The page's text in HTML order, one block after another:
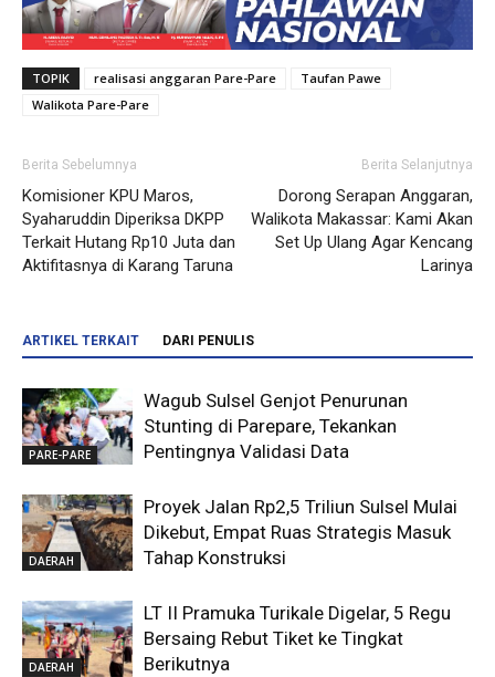
TOPIK realisasi anggaran Pare-Pare
Taufan Pawe
Walikota Pare-Pare
Berita Sebelumnya
Komisioner KPU Maros,
Syaharuddin Diperiksa DKPP
Terkait Hutang Rp10 Juta dan
Aktifitasnya di Karang Taruna
Berita Selanjutnya
Dorong Serapan Anggaran,
Walikota Makassar: Kami Akan
Set Up Ulang Agar Kencang
Larinya
ARTIKEL TERKAIT DARI PENULIS
PARE-PARE
Wagub Sulsel Genjot Penurunan
Stunting di Parepare, Tekankan
Pentingnya Validasi Data
DAERAH
Proyek Jalan Rp2,5 Triliun Sulsel Mulai
Dikebut, Empat Ruas Strategis Masuk
Tahap Konstruksi
DAERAH
LT II Pramuka Turikale Digelar, 5 Regu
Bersaing Rebut Tiket ke Tingkat
Berikutnya